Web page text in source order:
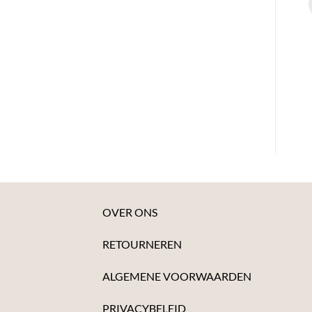
OVER ONS
RETOURNEREN
ALGEMENE VOORWAARDEN
PRIVACYBELEID